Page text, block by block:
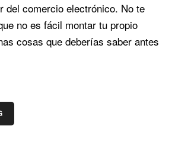
del comercio electrónico. No te
no es fácil montar tu propio
cosas que deberías saber antes